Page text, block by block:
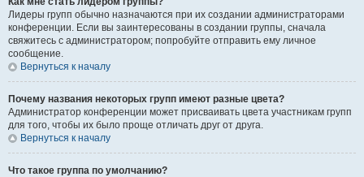
Лидеры групп обычно назначаются при их создании администраторами
конференции. Если вы заинтересованы в создании группы, сначала
свяжитесь с администратором; попробуйте отправить ему личное
сообщение.
Вернуться к началу
Почему названия некоторых групп имеют разные цвета?
Администратор конференции может присваивать цвета участникам групп
для того, чтобы их было проще отличать друг от друга.
Вернуться к началу
Что такое группа по умолчанию?